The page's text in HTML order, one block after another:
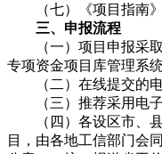
（七）《项目指南
三、申报流程
（一）项目申报采
专项资金项目库管理系
（二）在线提交的
（三）推荐采用电
（四）各设区市、
目，由各地工信部门会